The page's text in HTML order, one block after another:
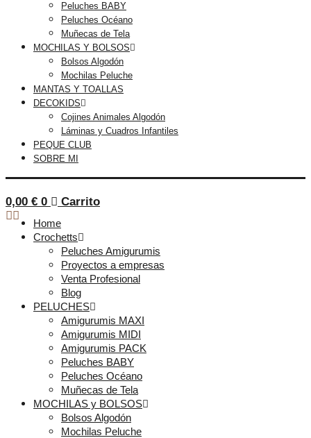
Peluches BABY
Peluches Océano
Muñecas de Tela
MOCHILAS Y BOLSOS
Bolsos Algodón
Mochilas Peluche
MANTAS Y TOALLAS
DECOKIDS
Cojines Animales Algodón
Láminas y Cuadros Infantiles
PEQUE CLUB
SOBRE MI
0,00 € 0 Carrito
Home
Crochetts
Peluches Amigurumis
Proyectos a empresas
Venta Profesional
Blog
PELUCHES
Amigurumis MAXI
Amigurumis MIDI
Amigurumis PACK
Peluches BABY
Peluches Océano
Muñecas de Tela
MOCHILAS y BOLSOS
Bolsos Algodón
Mochilas Peluche